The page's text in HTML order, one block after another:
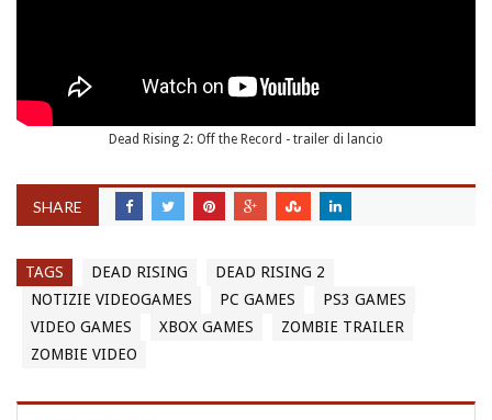
Dead Rising 2: Off the Record - trailer di lancio
SHARE
TAGS DEAD RISING
DEAD RISING 2
NOTIZIE VIDEOGAMES
PC GAMES
PS3 GAMES
VIDEO GAMES
XBOX GAMES
ZOMBIE TRAILER
ZOMBIE VIDEO